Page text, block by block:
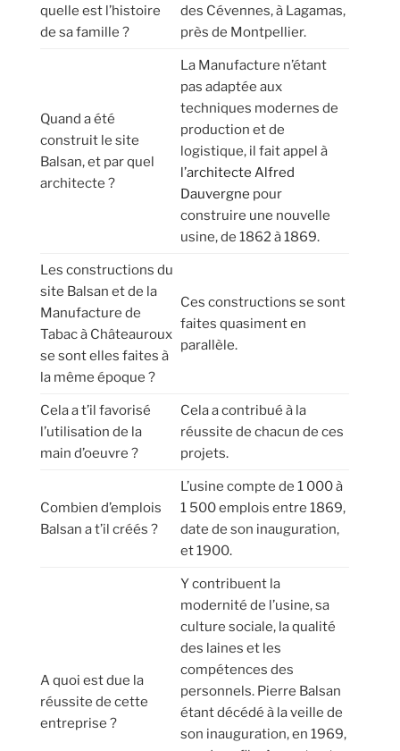
quelle est l’histoire
de sa famille ?
des Cévennes, à Lagamas,
près de Montpellier.
Quand a été
construit le site
Balsan, et par quel
architecte ?
La Manufacture n’étant
pas adaptée aux
techniques modernes de
production et de
logistique, il fait appel à
l’architecte Alfred
Dauvergne pour
construire une nouvelle
usine, de 1862 à 1869.
Les constructions du
site Balsan et de la
Manufacture de
Tabac à Châteauroux
se sont elles faites à
la même époque ?
Ces constructions se sont
faites quasiment en
parallèle.
Cela a t’il favorisé
l’utilisation de la
main d’oeuvre ?
Cela a contribué à la
réussite de chacun de ces
projets.
Combien d’emplois
Balsan a t’il créés ?
L’usine compte de 1 000 à
1 500 emplois entre 1869,
date de son inauguration,
et 1900.
A quoi est due la
réussite de cette
entreprise ?
Y contribuent la
modernité de l’usine, sa
culture sociale, la qualité
des laines et les
compétences des
personnels. Pierre Balsan
étant décédé à la veille de
son inauguration, en 1969,